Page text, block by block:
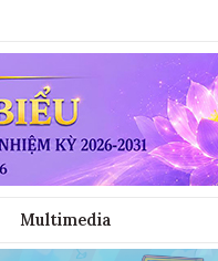
Multimedia